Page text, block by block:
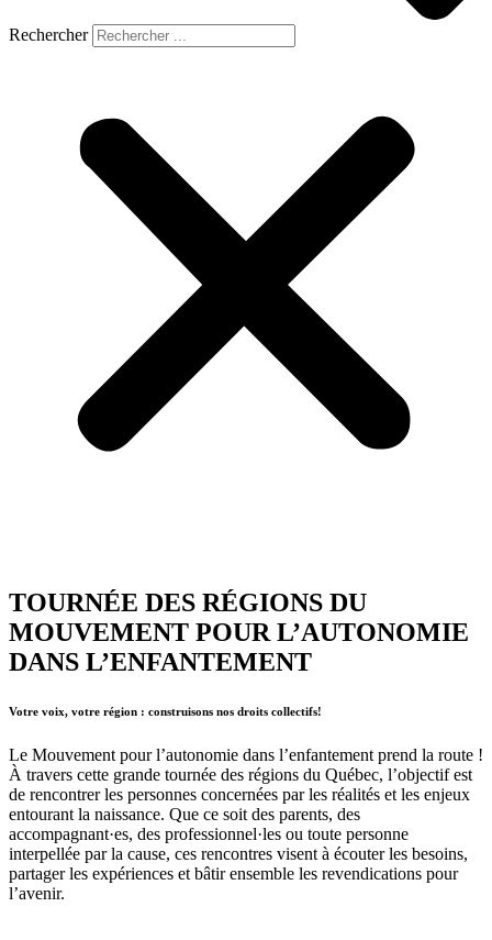
Rechercher
TOURNÉE DES RÉGIONS DU
MOUVEMENT POUR L’AUTONOMIE
DANS L’ENFANTEMENT
Votre voix, votre région : construisons nos droits collectifs!
Le Mouvement pour l’autonomie dans l’enfantement prend la route !
À travers cette grande tournée des régions du Québec, l’objectif est
de rencontrer les personnes concernées par les réalités et les enjeux
entourant la naissance. Que ce soit des parents, des
accompagnant·es, des professionnel·les ou toute personne
interpellée par la cause, ces rencontres visent à écouter les besoins,
partager les expériences et bâtir ensemble les revendications pour
l’avenir.